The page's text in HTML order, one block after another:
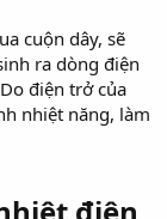
cuộn dây, sẽ
ra dòng điện
điện trở của
nhiệt năng, làm
điện